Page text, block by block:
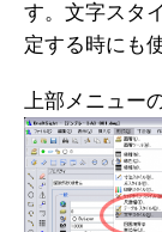
す。文字スタ
定する時にも
上部メニュー